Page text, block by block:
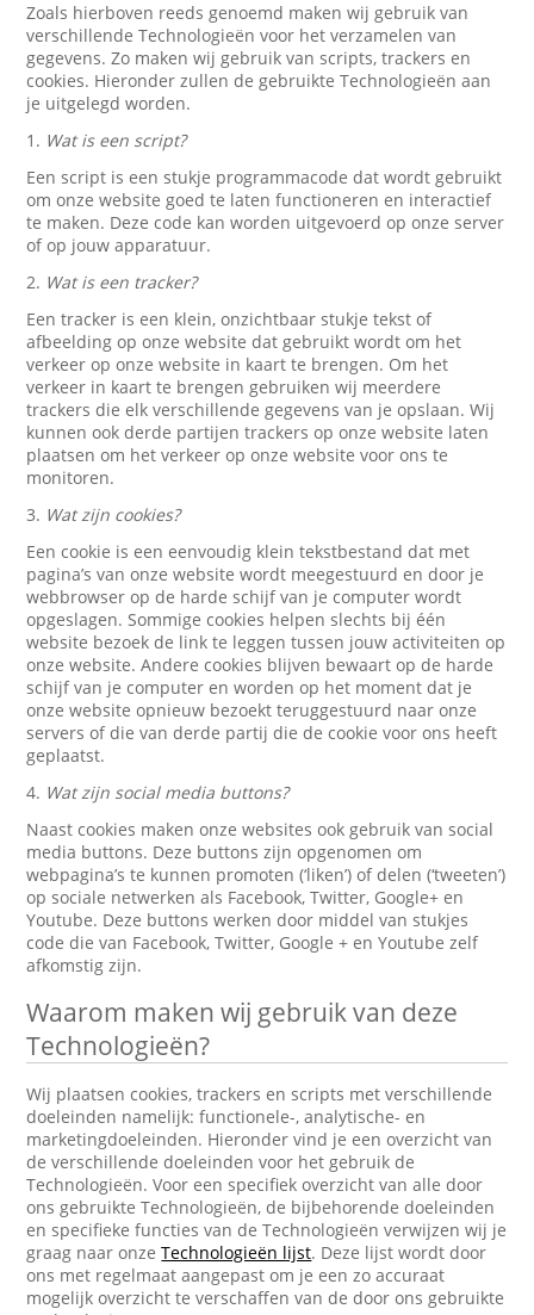
Zoals hierboven reeds genoemd maken wij gebruik van
verschillende Technologieën voor het verzamelen van
gegevens. Zo maken wij gebruik van scripts, trackers en
cookies. Hieronder zullen de gebruikte Technologieën aan
je uitgelegd worden.
1. Wat is een script?
Een script is een stukje programmacode dat wordt gebruikt
om onze website goed te laten functioneren en interactief
te maken. Deze code kan worden uitgevoerd op onze server
of op jouw apparatuur.
2. Wat is een tracker?
Een tracker is een klein, onzichtbaar stukje tekst of
afbeelding op onze website dat gebruikt wordt om het
verkeer op onze website in kaart te brengen. Om het
verkeer in kaart te brengen gebruiken wij meerdere
trackers die elk verschillende gegevens van je opslaan. Wij
kunnen ook derde partijen trackers op onze website laten
plaatsen om het verkeer op onze website voor ons te
monitoren.
3. Wat zijn cookies?
Een cookie is een eenvoudig klein tekstbestand dat met
pagina’s van onze website wordt meegestuurd en door je
webbrowser op de harde schijf van je computer wordt
opgeslagen. Sommige cookies helpen slechts bij één
website bezoek de link te leggen tussen jouw activiteiten op
onze website. Andere cookies blijven bewaart op de harde
schijf van je computer en worden op het moment dat je
onze website opnieuw bezoekt teruggestuurd naar onze
servers of die van derde partij die de cookie voor ons heeft
geplaatst.
4. Wat zijn social media buttons?
Naast cookies maken onze websites ook gebruik van social
media buttons. Deze buttons zijn opgenomen om
webpagina’s te kunnen promoten (‘liken’) of delen (‘tweeten’)
op sociale netwerken als Facebook, Twitter, Google+ en
Youtube. Deze buttons werken door middel van stukjes
code die van Facebook, Twitter, Google + en Youtube zelf
afkomstig zijn.
Waarom maken wij gebruik van deze
Technologieën?
Wij plaatsen cookies, trackers en scripts met verschillende
doeleinden namelijk: functionele-, analytische- en
marketingdoeleinden. Hieronder vind je een overzicht van
de verschillende doeleinden voor het gebruik de
Technologieën. Voor een specifiek overzicht van alle door
ons gebruikte Technologieën, de bijbehorende doeleinden
en specifieke functies van de Technologieën verwijzen wij je
graag naar onzeTechnologieën lijst. Deze lijst wordt door
ons met regelmaat aangepast om je een zo accuraat
mogelijk overzicht te verschaffen van de door ons gebruikte